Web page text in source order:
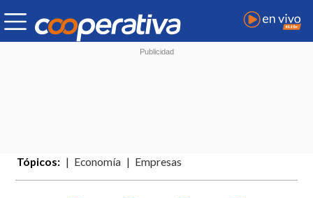
Tópicos: Economía Empresas